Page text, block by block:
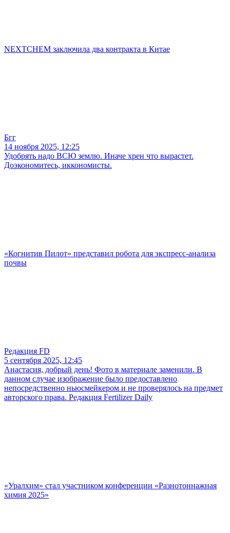
NEXTCHEM заключила два контракта в Китае
Бгг
14 ноября 2025, 12:25
Удобрять надо ВСЮ землю. Иначе хрен что вырастет.
Доэкономитесь, иккономисты.
«Когнитив Пилот» представил робота для экспресс-анализа
почвы
Редакция FD
5 сентября 2025, 12:45
Анастасия, добрый день! Фото в материале заменили. В
данном случае изображение было предоставлено
непосредственно ньюсмейкером и не проверялось на предмет
авторского права. Редакция Fertilizer Daily
«Уралхим» стал участником конференции «Разнотоннажная
химия 2025»